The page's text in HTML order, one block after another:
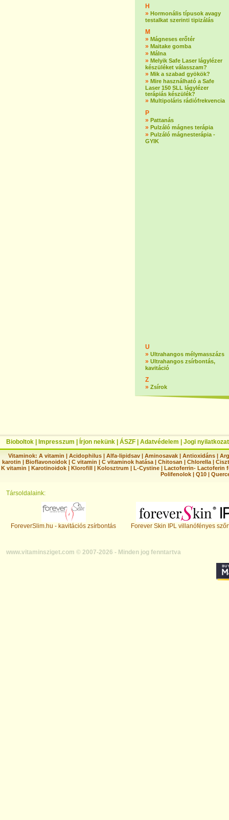
H
» Hormonális típusok avagy
testalkat szerinti tipizálás
M
» Mágneses erőtér
» Maitake gomba
» Málna
» Melyik Safe Laser lágylézer
készüléket válasszam?
» Mik a szabad gyökök?
» Mire használható a Safe
Laser 150 SLL lágylézer
terápiás készülék?
» Multipoláris rádiófrekvencia
P
» Pattanás
» Pulzáló mágnes terápia
» Pulzáló mágnesterápia -
GYIK
U
» Ultrahangos mélymasszázs
» Ultrahangos zsírbontás,
kavitáció
Z
» Zsírok
Bioboltok Impresszum Írjon nekünk ÁSZF Adatvédelem Jogi nyilatkozat
Vitaminok: A vitamin |Acidophilus |Alfa-lipidsav |Aminosavak |Antioxidáns |
karotin | Bioflavonoidok | C vitamin | C vitaminok hatása | Chitosan | Chlorella |
K vitamin | Karotinoidok | Klorofill | Kolosztrum | L-Cystine | Lactoferrin- Lactoferin
Polifenolok |Q10 |
Társoldalaink:
ForeverSlim.hu - kavitációs zsírbontás Forever Skin IPL villanófényes
www.vitaminsziget.com © 2007-2026 - Minden jog fenntartva